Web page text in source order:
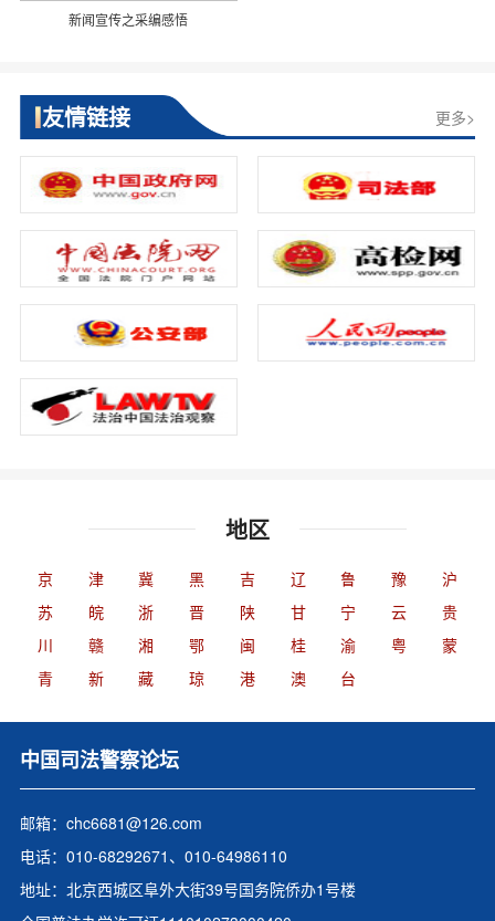
新闻宣传之采编感悟
友情链接 更多>
地区
京 津 冀 黑 吉 辽 鲁 豫
沪
苏
皖 浙 晋 陕 甘 宁 云
贵
川
赣 湘 鄂 闽 桂 渝 粤
蒙
青
新 藏 琼 港 澳 台
中国司法警察论坛
邮箱：chc6681@126.com
电话：010-68292671、010-64986110
地址：北京西城区阜外大街39号国务院侨办1号楼